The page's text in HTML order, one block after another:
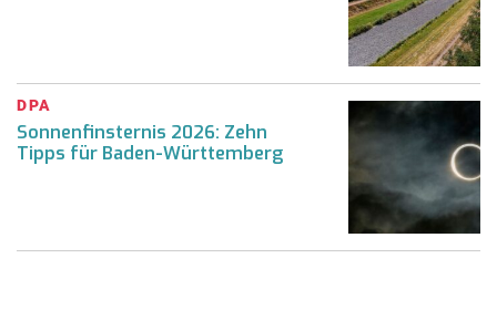
DPA
Sonnenfinsternis 2026: Zehn
Tipps für Baden-Württemberg